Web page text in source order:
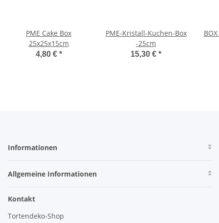
PME Cake Box
25x25x15cm
4,80 € *
PME-Kristall-Kuchen-Box
-25cm
15,30 € *
Informationen
Allgemeine Informationen
Kontakt
Tortendeko-Shop